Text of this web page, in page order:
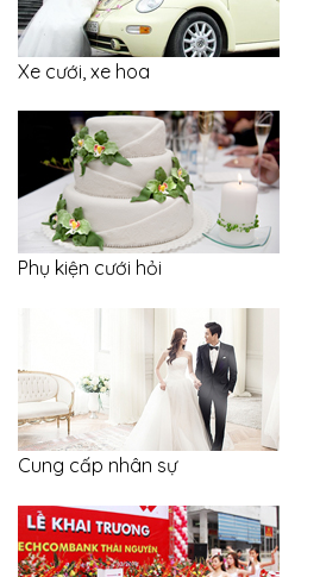
Xe cưới, xe hoa
Phụ kiện cưới hỏi
Cung cấp nhân sự